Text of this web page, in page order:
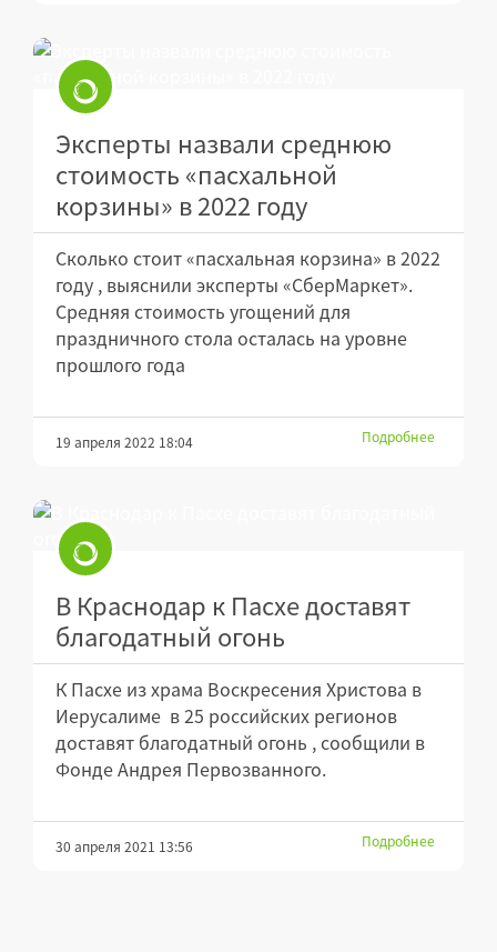
Эксперты назвали среднюю
стоимость «пасхальной
корзины» в 2022 году
Сколько стоит «пасхальная корзина» в 2022
году , выяснили эксперты «СберМаркет».
Средняя стоимость угощений для
праздничного стола осталась на уровне
прошлого года
19 апреля 2022 18:04 Подробнее
В Краснодар к Пасхе доставят
благодатный огонь
К Пасхе из храма Воскресения Христова в
Иерусалиме в 25 российских регионов
доставят благодатный огонь , сообщили в
Фонде Андрея Первозванного.
30 апреля 2021 13:56 Подробнее